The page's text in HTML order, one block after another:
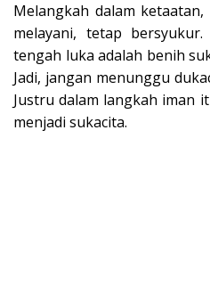
Melangkah dalam
melayani, tetap
tengah luka adalah benih
Jadi, jangan menunggu
Justru dalam langkah iman
menjadi sukacita.